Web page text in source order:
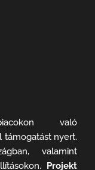
való
nyert.
valamint
Projekt